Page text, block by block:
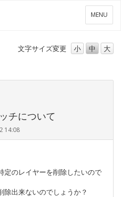
メ
ニ
ー
MENU
文字サイズ変更 小 中 大
チについて
14:08
定のレイヤーを削除したいので
除出来ないのでしょうか？